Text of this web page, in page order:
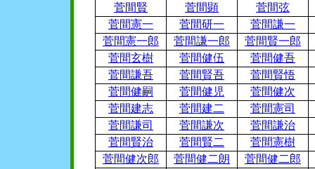
菅間賢
菅間顕
菅間弦
菅間憲一
菅間研一
菅間謙一
菅間憲一郎
菅間謙一郎
菅間賢一郎
菅間玄樹
菅間健伍
菅間健吾
菅間謙吾
菅間賢吾
菅間賢悟
菅間健嗣
菅間健児
菅間健次
菅間建志
菅間建二
菅間憲司
菅間謙司
菅間謙次
菅間謙治
菅間賢治
菅間賢二
菅間憲樹
菅間健次郎
菅間健二朗 菅間健二郎